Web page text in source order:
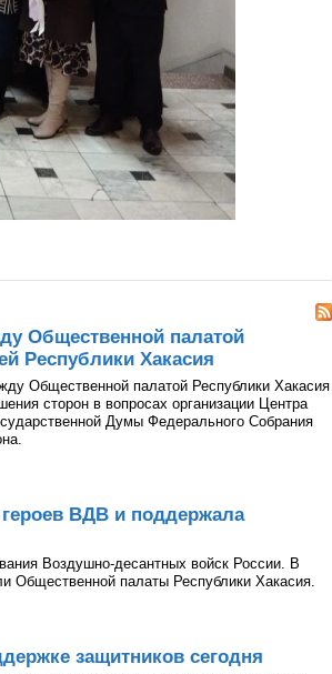
Общественной палатой
Республики Хакасия
Общественной палатой Республики Хакасия
сторон в вопросах организации Центра
Думы Федерального Собрания
ВДВ и поддержала
Воздушно-десантных войск России. В
Общественной палаты Республики Хакасия.
защитников сегодня